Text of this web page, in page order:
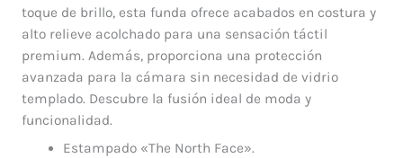
toque de brillo, esta funda ofrece acabados en costura y
alto relieve acolchado para una sensación táctil
premium. Además, proporciona una protección
avanzada para la cámara sin necesidad de vidrio
templado. Descubre la fusión ideal de moda y
funcionalidad.
Estampado «The North Face».